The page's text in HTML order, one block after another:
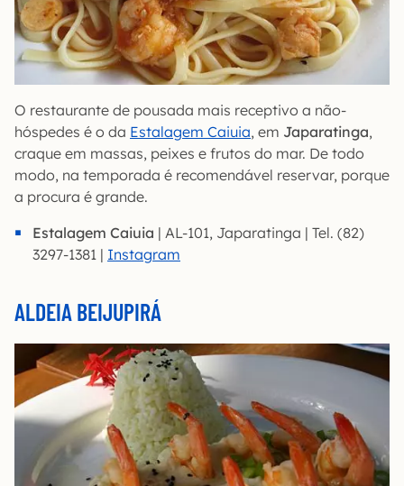
O restaurante de pousada mais receptivo a não-
hóspedes é o da Estalagem Caiuia, em Japaratinga,
craque em massas, peixes e frutos do mar. De todo
modo, na temporada é recomendável reservar, porque
a procura é grande.
Estalagem Caiuia | AL-101, Japaratinga | Tel. (82)
3297-1381 | Instagram
ALDEIA BEIJUPIRÁ